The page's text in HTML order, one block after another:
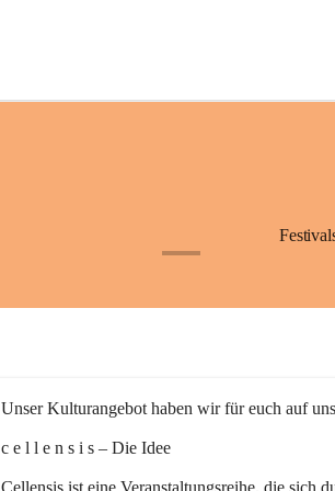
Unser Kulturangebot haben wir für euch auf
c e l l e n s i s – Die Idee
Cellensis ist eine Veranstaltungsreihe, die sich